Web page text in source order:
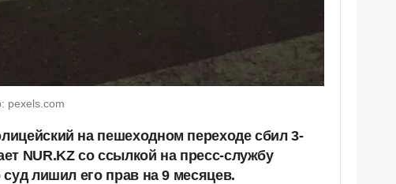
pexels.com
на пешеходном переходе сбил 3-
NUR.KZ со ссылкой на пресс-службу
суд лишил его прав на 9 месяцев.